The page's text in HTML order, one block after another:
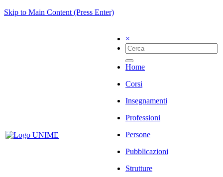
Skip to Main Content (Press Enter)
×
Home
Corsi
Insegnamenti
Professioni
Persone
Pubblicazioni
Strutture